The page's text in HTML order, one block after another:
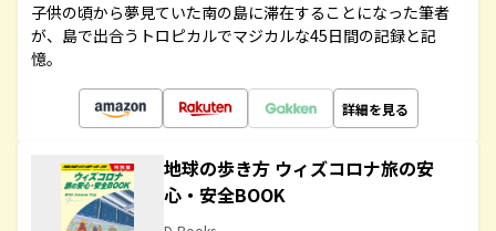
子供の頃から夢見ていた南の島に滞在することになった筆者
が、島で出合うトロピカルでマジカルな45日間の記録と記
憶。
詳細を見る
地球の歩き方 ウィズコロナ旅の安
心・安全BOOK